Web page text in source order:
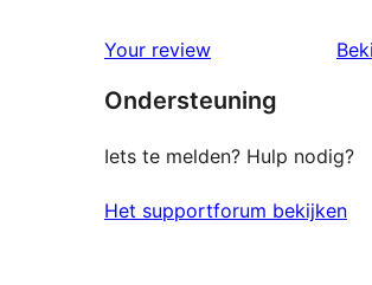
beoordelingen
sterren
beoordelingen
Your review
Ondersteuning
Iets te melden? Hulp nodig?
Het supportforum bekijken